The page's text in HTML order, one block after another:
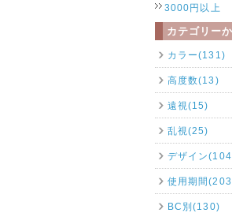
3000円以上
カテゴリー
カラー(131)
高度数(13)
遠視(15)
乱視(25)
デザイン
使用期間
BC別(130)